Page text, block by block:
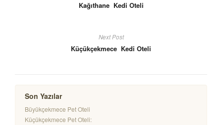
Kağıthane Kedi Oteli
Next Post
Küçükçekmece Kedi Oteli
Son Yazılar
Büyükçekmece Pet Oteli
Küçükçekmece Pet Oteli: